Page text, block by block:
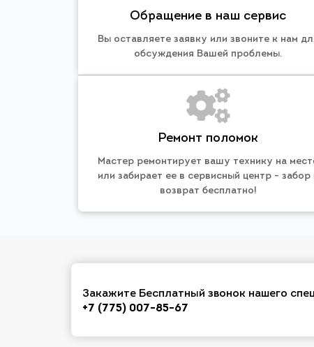
Обращение в наш сервис
Вы оставляете заявку или звоните к нам
обсуждения Вашей проблемы.
Ремонт поломок
Мастер ремонтирует вашу технику на
или забирает ее в сервисный центр - забор
возврат бесплатно!
Закажите Бесплатный звонок нашего
+7 (775) 007-85-67